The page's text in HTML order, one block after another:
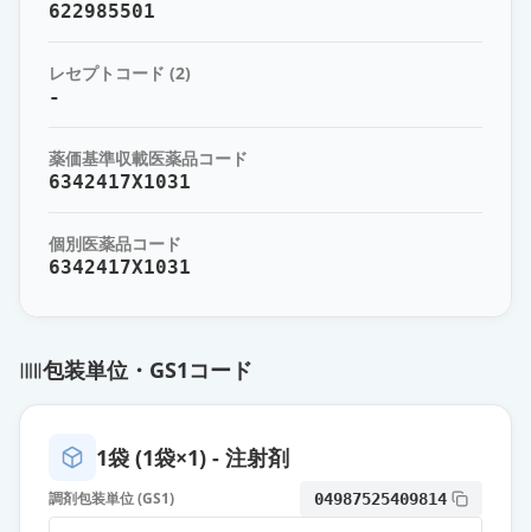
照射濃厚血小板－LRBS「日赤」
照射濃厚血小板－LRBS「日赤」
濃厚血小板－LR「日赤」
照射濃厚血小板－LR「日赤」
薬価 8060 円
濃厚血小板－LR「日赤」
622985501
レセプトコード (2)
-
薬価基準収載医薬品コード
6342417X1031
個別医薬品コード
6342417X1031
包装単位・GS1コード
1袋 (1袋×1) - 注射剤
調剤包装単位 (GS1) 04987525409814